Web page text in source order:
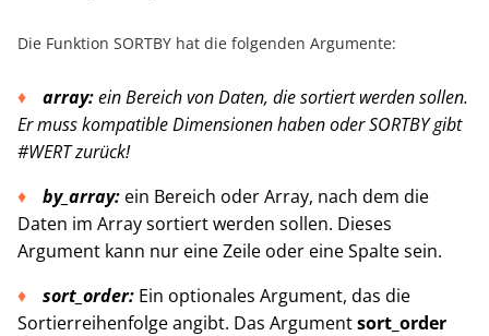
Die Funktion SORTBY hat die folgenden Argumente:
array:ein Bereich von Daten, die sortiert werden sollen.
Er muss kompatible Dimensionen haben oder SORTBY gibt
#WERT zurück!
by_array: ein Bereich oder Array, nach dem die
Daten im Array sortiert werden sollen. Dieses
Argument kann nur eine Zeile oder eine Spalte sein.
sort_order: Ein optionales Argument, das die
Sortierreihenfolge angibt. Das Argumentsort_order